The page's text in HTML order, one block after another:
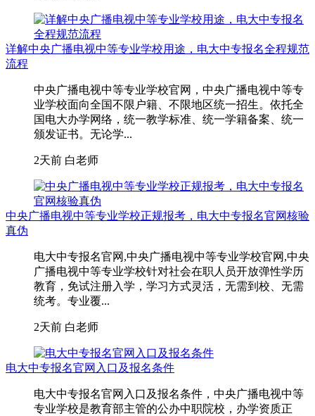
详解中央广播电视中等专业学校用途，电大中专报名全程规范
流程
中央广播电视中等专业学校官网，中央广播电视中等专
业学校面向全国不限户籍、不限地区统一招生。依托全
国电大办学网络，统一教学标准、统一学籍备案、统一
颁发证书。无论学...
2天前 白老师
中央广播电视中等专业学校正规报考，电大中专报名官网核验
真伪
电大中专报名官网,中央广播电视中等专业学校官网,中央
广播电视中等专业学校针对社会在职人员开放弹性学历
教育，免试注册入学，学习方式灵活，无需到校、无需
统考。专业覆...
2天前 白老师
电大中专报名官网入口及报名条件
电大中专报名官网入口及报名条件，中央广播电视中等
专业学校是教育部主管的公办中职院校，办学资质正